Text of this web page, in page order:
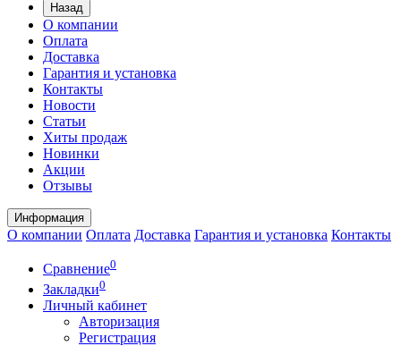
Назад
О компании
Оплата
Доставка
Гарантия и установка
Контакты
Новости
Статьи
Хиты продаж
Новинки
Акции
Отзывы
Информация
О компании Оплата Доставка Гарантия и установка Контакты
Сравнение0
Закладки0
Личный кабинет
Авторизация
Регистрация